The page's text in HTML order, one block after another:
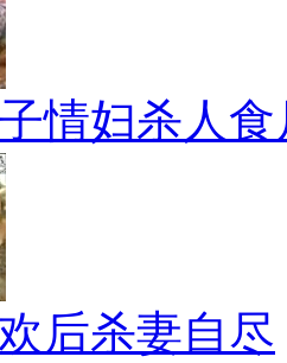
情妇杀人食
后杀妻自尽